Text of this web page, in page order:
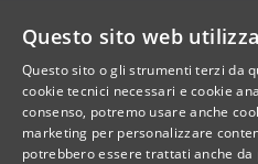
Mappa del sito
Cookie Policy
Questo sito web
Questo sito o gli strumenti terzi da
cookie tecnici necessari e cookie
consenso, potremo usare anche
marketing per personalizzare
potrebbero essere trattati anche